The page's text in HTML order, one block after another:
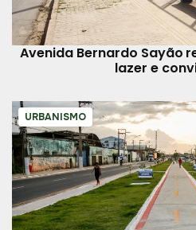
Avenida Bernardo Sayão
lazer e
URBANISMO